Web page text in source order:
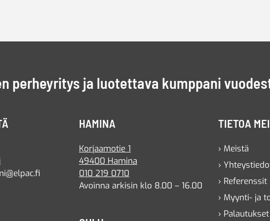
perheyritys ja luotettava kumppani
HAMINA
Korjaamotie 1
49400 Hamina
010 219 0710
Avoinna arkisin klo 8.00 – 16.00
TIETOA
› Meistä
›
› Referenssit
› Myynti- ja
› Palautukset